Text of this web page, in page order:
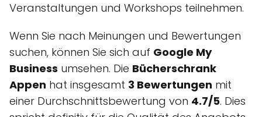
Veranstaltungen und Workshops teilnehmen.
Wenn Sie nach Meinungen und Bewertungen
suchen, können Sie sich auf Google My
Business umsehen. Die Bücherschrank
Appen hat insgesamt 3 Bewertungen mit
einer Durchschnittsbewertung von 4.7/5. Dies